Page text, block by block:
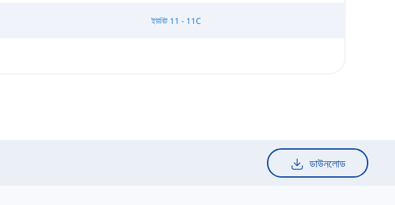
ইউনিট 11 - 11C
ডাউনলোড